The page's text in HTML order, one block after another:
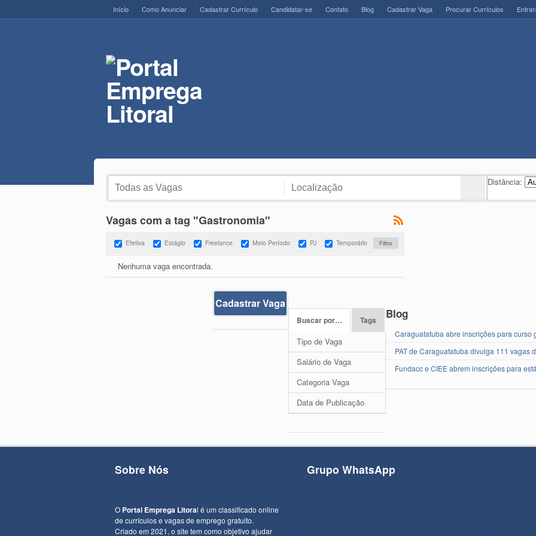
Início Como Anunciar Cadastrar Currículo Candidatar-se Contato Blog Procurar Currículos
Cadastrar Vaga
Distância:
Vagas com a tag "Gastronomia"
Efetiva Estágio Freelance Meio Período PJ Temporário
Nenhuma vaga encontrada.
Cadastrar Vaga
Buscar por… Tags
Tipo de Vaga
Salário de Vaga
Categoria Vaga
Data de Publicação
Blog
Caraguatatuba abre inscrições para curso
PAT de Caraguatatuba divulga 111 vagas
Fundacc e CIEE abrem inscrições para
Sobre Nós
O Portal Emprega Litoral é um classificado online
de currículos e vagas de emprego gratuito.
Criado em 2021, o site tem como objetivo ajudar
Grupo WhatsApp